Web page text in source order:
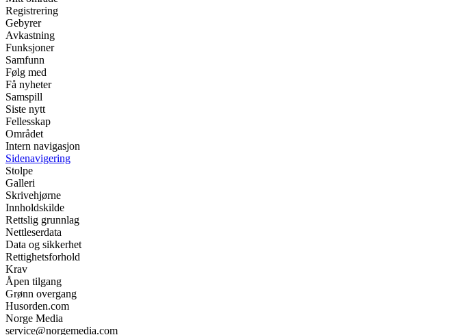
Registrering
Gebyrer
Avkastning
Funksjoner
Samfunn
Følg med
Få nyheter
Samspill
Siste nytt
Fellesskap
Området
Intern navigasjon
Sidenavigering
Stolpe
Galleri
Skrivehjørne
Innholdskilde
Rettslig grunnlag
Nettleserdata
Data og sikkerhet
Rettighetsforhold
Krav
Åpen tilgang
Grønn overgang
Husorden.com
Norge Media
service@norgemedia.com